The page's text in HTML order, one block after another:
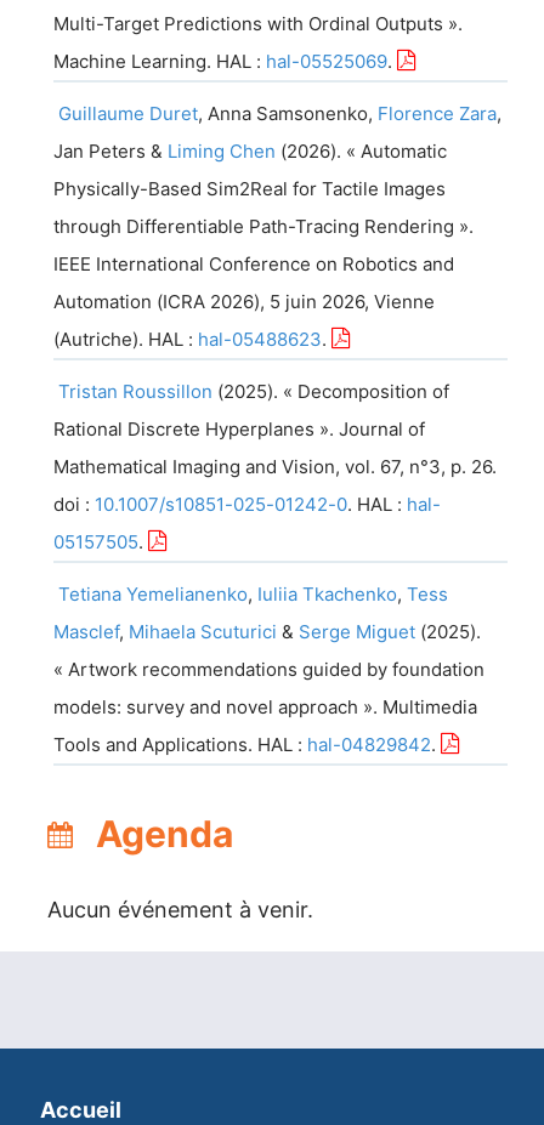
Multi-Target Predictions with Ordinal Outputs ».
Machine Learning. HAL : hal-05525069.
Guillaume Duret, Anna Samsonenko, Florence Zara,
Jan Peters & Liming Chen (2026). « Automatic
Physically-Based Sim2Real for Tactile Images
through Differentiable Path-Tracing Rendering ».
IEEE International Conference on Robotics and
Automation (ICRA 2026), 5 juin 2026, Vienne
(Autriche). HAL : hal-05488623.
Tristan Roussillon (2025). « Decomposition of
Rational Discrete Hyperplanes ». Journal of
Mathematical Imaging and Vision, vol. 67, n°3, p. 26.
doi : 10.1007/s10851-025-01242-0. HAL : hal-
05157505.
Tetiana Yemelianenko, Iuliia Tkachenko, Tess
Masclef, Mihaela Scuturici & Serge Miguet (2025).
« Artwork recommendations guided by foundation
models: survey and novel approach ». Multimedia
Tools and Applications. HAL : hal-04829842.
Agenda
Aucun événement à venir.
Accueil